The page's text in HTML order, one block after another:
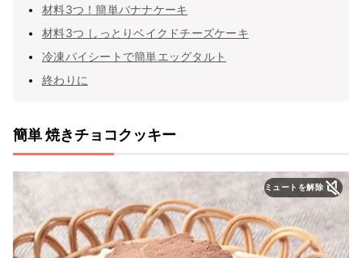
材料3つ！簡単バナナケーキ
材料3つ しっとりベイクドチーズケーキ
冷凍パイシートで簡単エッグタルト
終わりに
簡単 焼きチョコクッキー
ミュートを解除